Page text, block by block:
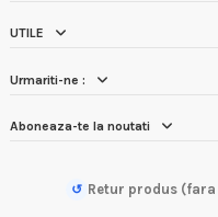
UTILE
↺ Retur produs
Urmariti-ne :
Aboneaza-te la noutati